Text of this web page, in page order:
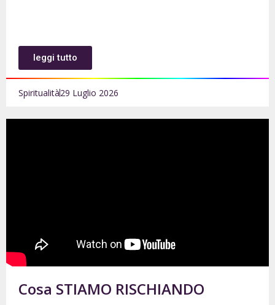
leggi tutto
Spiritualità29 Luglio 2026
Cosa STIAMO RISCHIANDO